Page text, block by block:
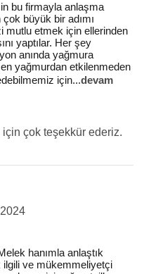
bu firmayla anlaşma
çok büyük bir adımı
mutlu etmek için ellerinden
yaptılar. Her şey
anında yağmura
yağmurdan etkilenmeden
için...devam
için çok teşekkür ederiz.
hanımla anlaştık
ve mükemmeliyetçi